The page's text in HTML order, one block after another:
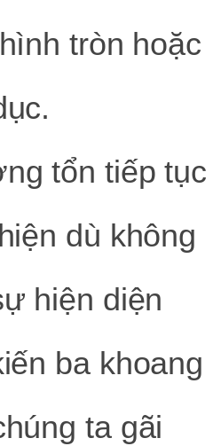
tròn hoặc
tổn tiếp tục
dù không
hiện diện
ba khoang
ta gãi